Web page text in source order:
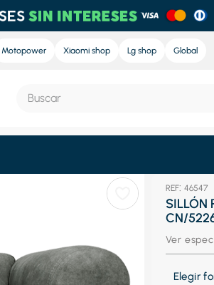
Motopower Xiaomi shop Lg shop Global
: 46547
SILLÓN
CN/
Ver
Elegir